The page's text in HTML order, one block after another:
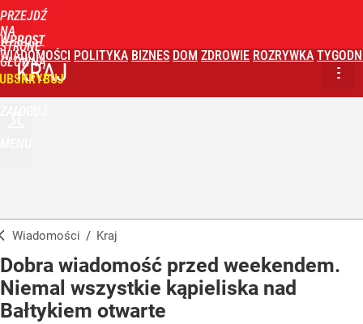
PRZEJDŹ
NA
STRONĘ
GŁÓWNĄ
WPROST
WIADOMOŚCI POLITYKA BIZNES DOM ZDROWIE ROZRYWKA
KRAJ
Wiadomości / Kraj
Dobra wiadomość przed weekendem.
Niemal wszystkie kąpieliska nad
Bałtykiem otwarte